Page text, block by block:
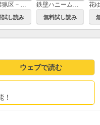
試し読み 無料試し読み
ウェブで読む